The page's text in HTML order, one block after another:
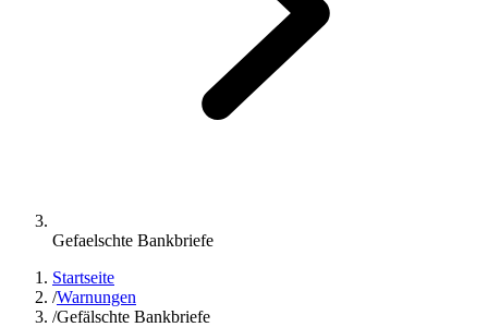
Gefaelschte Bankbriefe
Startseite
/Warnungen
/Gefälschte Bankbriefe